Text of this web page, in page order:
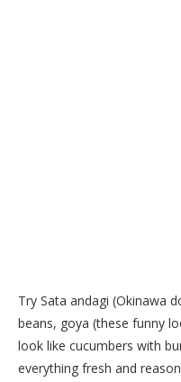
Try Sata andagi (Okinawa
beans, goya (these funny
look like cucumbers with
everything fresh and